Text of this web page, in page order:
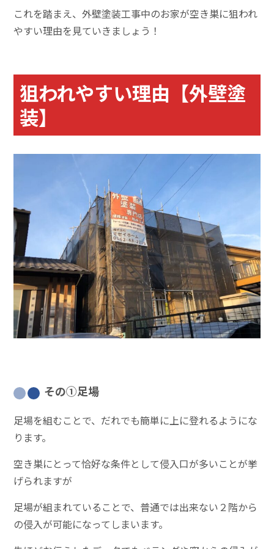
これを踏まえ、外壁塗装工事中のお家が空き巣に狙われ
やすい理由を見ていきましょう！
狙われやすい理由【外壁塗
装】
その①足場
足場を組むことで、だれでも簡単に上に登れるようにな
ります。
空き巣にとって恰好な条件として侵入口が多いことが挙
げられますが
足場が組まれていることで、普通では出来ない２階から
の侵入が可能になってしまいます。